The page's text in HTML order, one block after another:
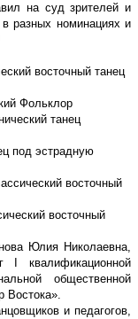
на суд зрителей и
разных номинациях и
восточный танец
Фольклор
танец
под эстрадную
восточный
восточный
Юлия Николаевна,
I квалификационной
общественной
Востока».
и педагогов,